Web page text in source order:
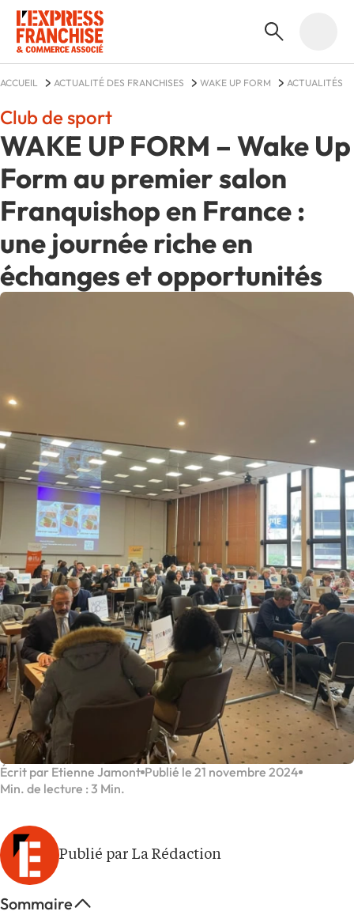
ACCUEIL ACTUALITÉ DES FRANCHISES WAKE UP FORM ACTUALITÉS
WAKE UP FORM – Wake Up
Form au premier salon
Franquishop en France :
une journée riche en
échanges et opportunités
Club de sport
Écrit par Etienne Jamont Publié le 21 novembre 2024
Min. de lecture : 3 Min.
Publié par La Rédaction
Sommaire